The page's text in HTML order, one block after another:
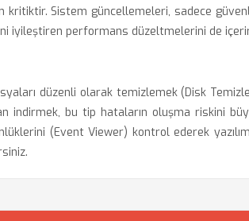
kritiktir. Sistem güncellemeleri, sadece
iyileştiren performans düzeltmelerini de
düzenli olarak temizlemek (Disk
indirmek, bu tip hataların oluşma riskini
(Event Viewer) kontrol ederek